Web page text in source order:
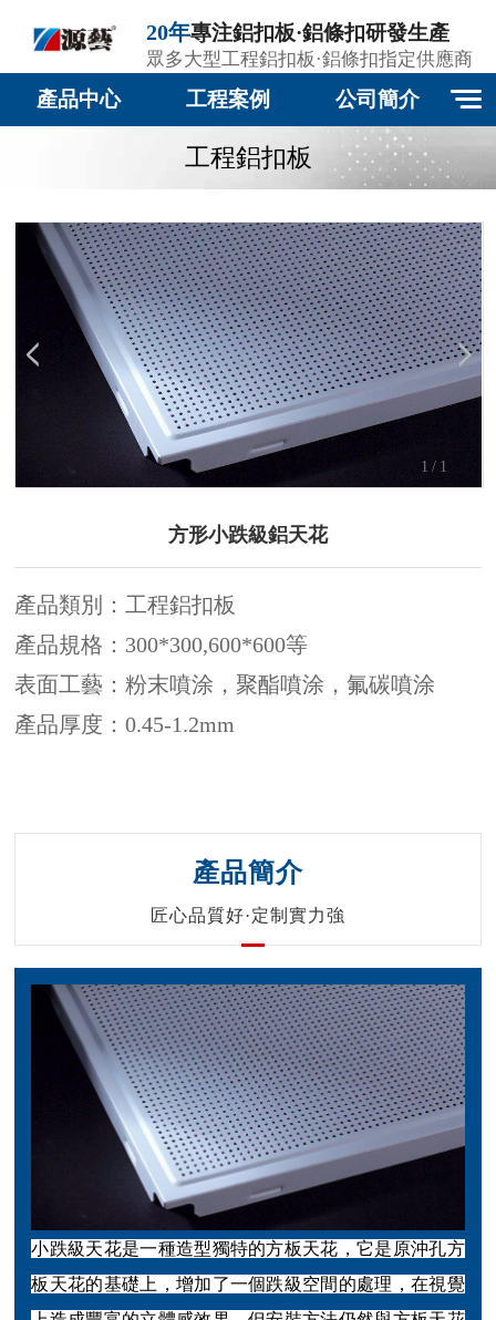
20年專注鋁扣板·鋁條扣研發生產
眾多大型工程鋁扣板·鋁條扣指定供應商
產品中心 工程案例 公司簡介
工程鋁扣板
1 /1
方形小跌級鋁天花
產品類別：工程鋁扣板
產品規格：300*300,600*600等
表面工藝：粉末噴涂，聚酯噴涂，氟碳噴涂
產品厚度：0.45-1.2mm
產品簡介
匠心品質好·定制實力強
小跌級天花是一種造型獨特的方板天花，它是原沖孔方
板天花的基礎上，增加了一個跌級空間的處理，在視覺